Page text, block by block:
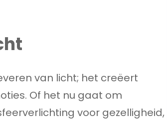
van licht; het creëert
Of het nu gaat om
voor gezelligheid,